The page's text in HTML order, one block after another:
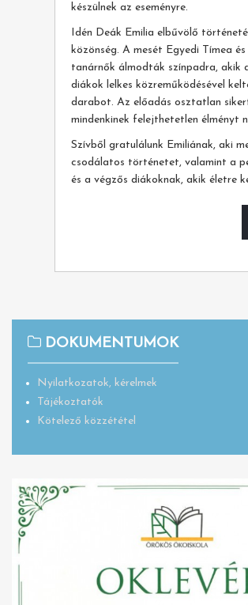
készülnek az eseményre.
Idén Deák Emilia elbűvölő
közönség. A mesét Egyedi Tímea
tanárnők álmodták színpadra, akik
diákok lelkes közreműködésével
darabot. Az előadás osztatlan
mindenkinek felejthetetlen élményt
Szívből gratulálunk Emiliának, aki
csodálatos történetet, valamint a
és a végzős diákoknak, akik életre
DOKUMENTUMOK
Nyilatkozatok, kérelmek
Tájékoztatók
Kötelező közzététel